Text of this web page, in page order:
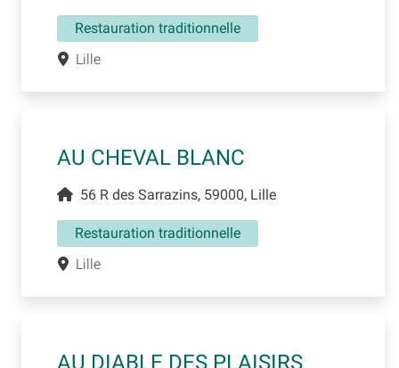
Restauration traditionnelle
Lille
AU CHEVAL BLANC
56 R des Sarrazins, 59000, Lille
Restauration traditionnelle
Lille
AU DIABLE DES PLAISIRS